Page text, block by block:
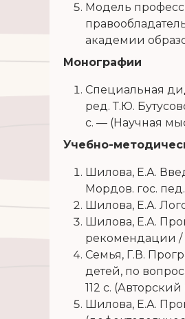
Модель
академии
Монографии
Специальная
ред. Т.Ю.
с. — (Научная
Учебно-
Шилова, Е.А.
Мордов. гос. пед.
Шилова, Е.А.
Шилова, Е.А.
рекомендации /
Семья, Г.В.
детей, по
112 с.
Шилова, Е.А.